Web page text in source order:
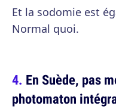
Et la sodomie est
Normal quoi.
En Suède, pas
photomaton